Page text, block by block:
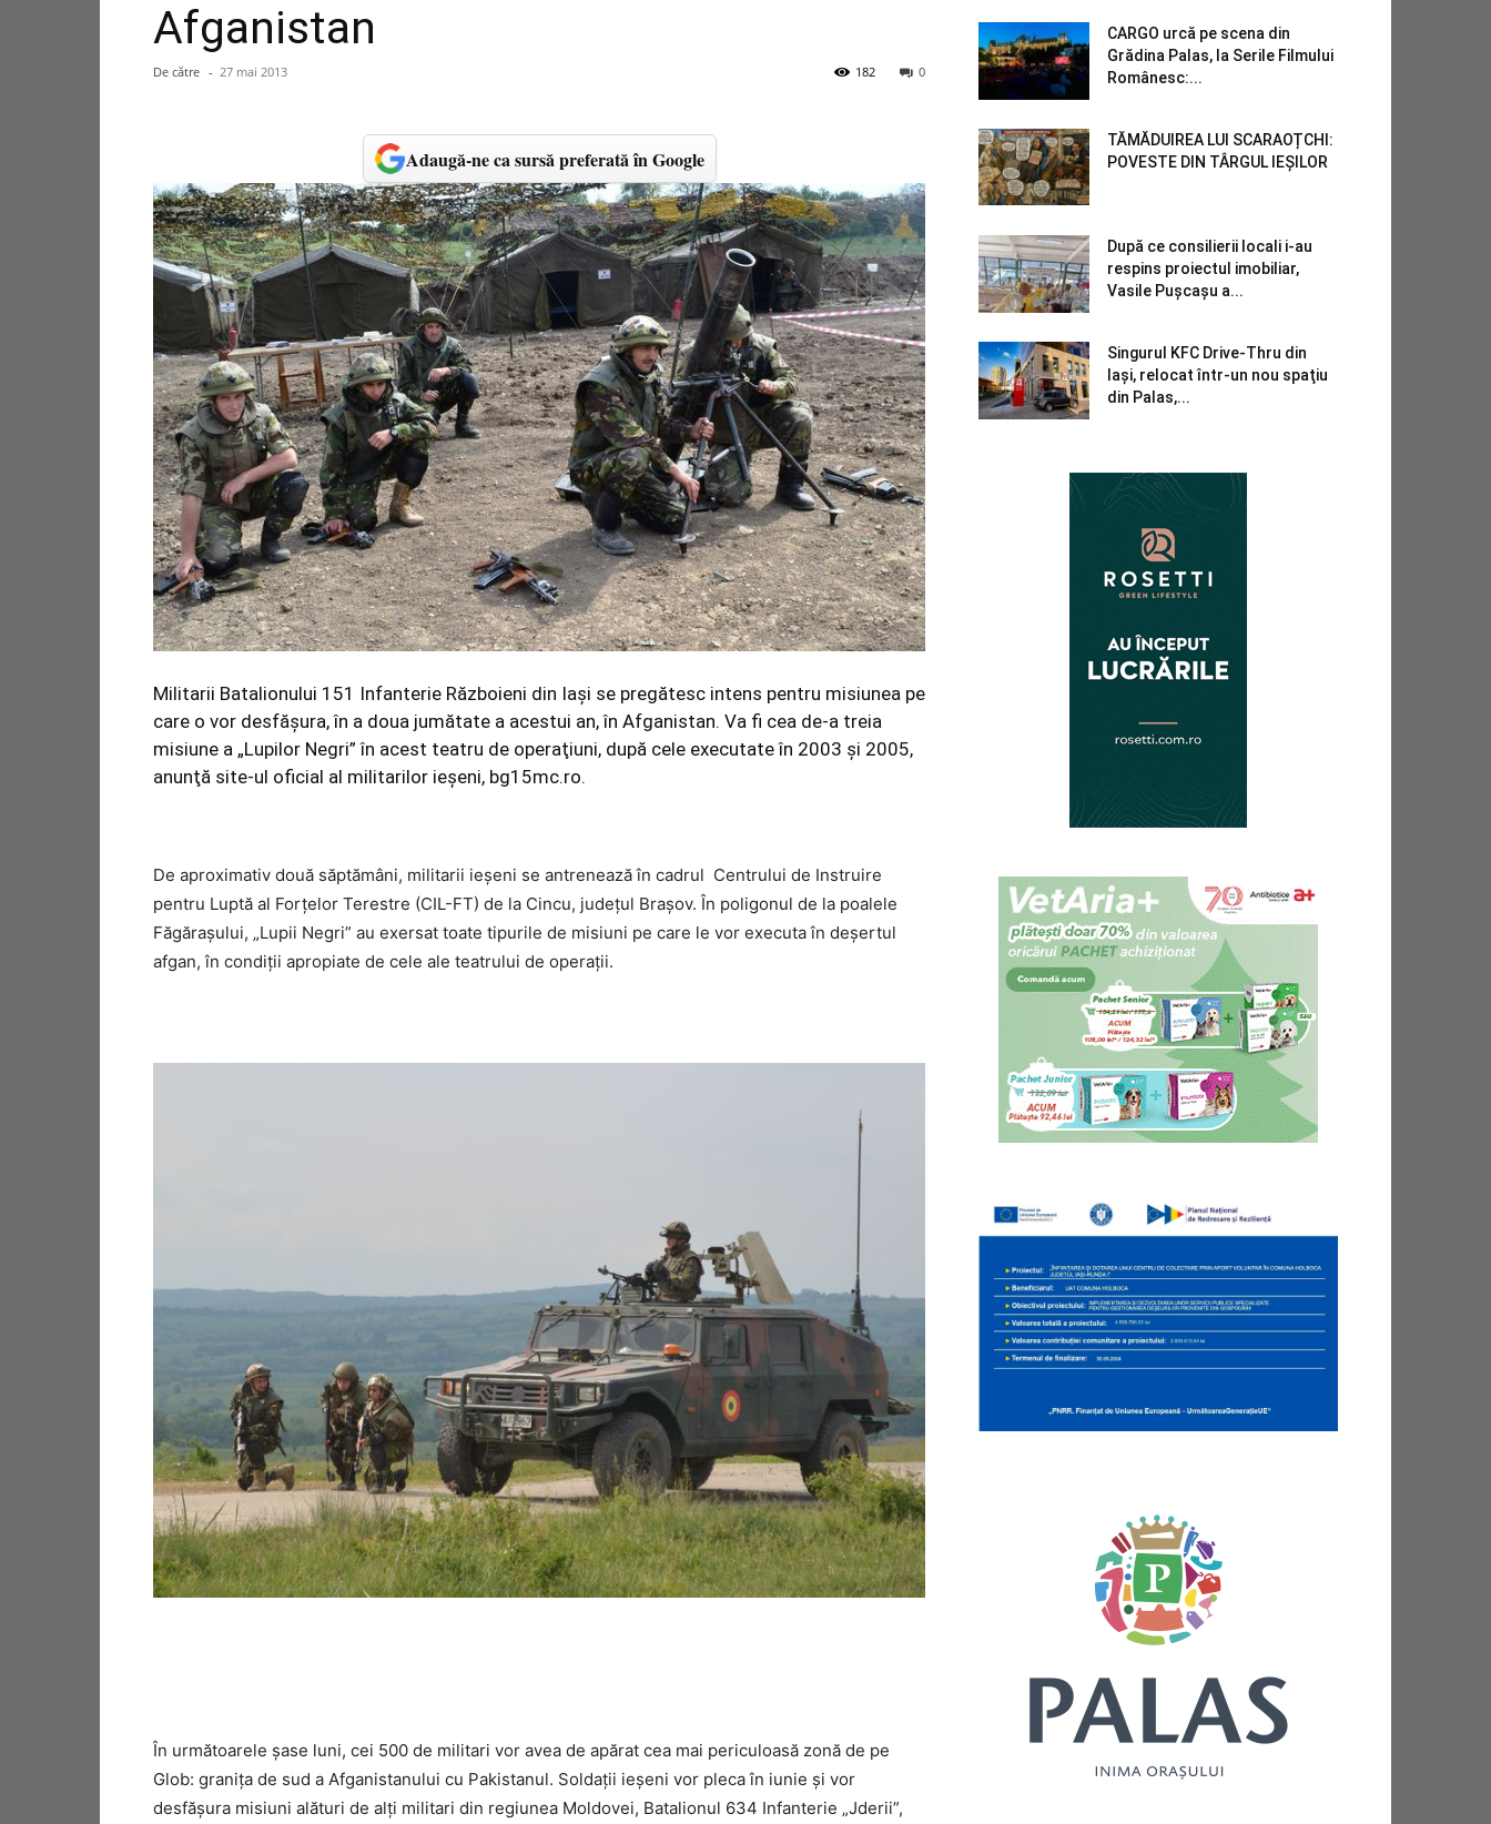
Afganistan
De către - 27 mai 2013 0
182
Adaugă-ne ca sursă preferată în Google
Militarii Batalionului 151 Infanterie Războieni din Iaşi se pregătesc intens pentru misiunea pe
care o vor desfăşura, în a doua jumătate a acestui an, în Afganistan. Va fi cea de-a treia
misiune a „Lupilor Negri” în acest teatru de operaţiuni, după cele executate în 2003 şi 2005,
anunţă site-ul oficial al militarilor ieşeni, bg15mc.ro.
De aproximativ două săptămâni, militarii ieşeni se antrenează în cadrul Centrului de Instruire
pentru Luptă al Forţelor Terestre (CIL-FT) de la Cincu, judeţul Braşov. În poligonul de la poalele
Făgăraşului, „Lupii Negri” au exersat toate tipurile de misiuni pe care le vor executa în deşertul
afgan, în condiţii apropiate de cele ale teatrului de operaţii.
În următoarele şase luni, cei 500 de militari vor avea de apărat cea mai periculoasă zonă de pe
Glob: graniţa de sud a Afganistanului cu Pakistanul. Soldaţii ieşeni vor pleca în iunie şi vor
desfăşura misiuni alături de alţi militari din regiunea Moldovei, Batalionul 634 Infanterie „Jderii”,
CARGO urcă pe scena din
Grădina Palas, la Serile Filmului
Românesc:...
TĂMĂDUIREA LUI SCARAOȚCHI:
POVESTE DIN TÂRGUL IEȘILOR
După ce consilierii locali i-au
respins proiectul imobiliar,
Vasile Pușcașu a...
Singurul KFC Drive-Thru din
Iași, relocat într-un nou spaţiu
din Palas,...